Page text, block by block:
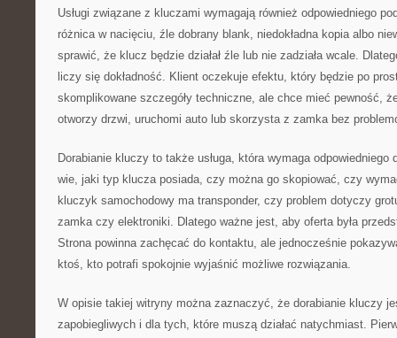
Usługi związane z kluczami wymagają również odpowiedniego
różnica w nacięciu, źle dobrany blank, niedokładna kopia albo
sprawić, że klucz będzie działał źle lub nie zadziała wcale.
liczy się dokładność. Klient oczekuje efektu, który będzie po
skomplikowane szczegóły techniczne, ale chce mieć pewność,
otworzy drzwi, uruchomi auto lub skorzysta z zamka bez
Dorabianie kluczy to także usługa, która wymaga
wie, jaki typ klucza posiada, czy można go skopiować, czy
kluczyk samochodowy ma transponder, czy problem dotyczy
zamka czy elektroniki. Dlatego ważne jest, aby oferta była
Strona powinna zachęcać do kontaktu, ale jednocześnie
ktoś, kto potrafi spokojnie wyjaśnić możliwe rozwiązania.
W opisie takiej witryny można zaznaczyć, że dorabianie kluczy
zapobiegliwych i dla tych, które muszą działać natychmiast.